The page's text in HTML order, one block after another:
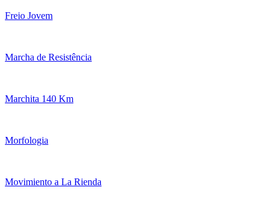
Freio Jovem
Marcha de Resistência
Marchita 140 Km
Morfologia
Movimiento a La Rienda